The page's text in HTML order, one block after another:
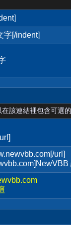
字[/indent]
該連結裡包含可選的
url]